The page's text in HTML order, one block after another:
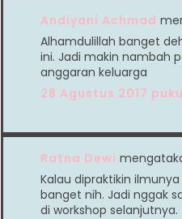
Andiyani Achmad
Alhamdulillah banget
ini. Jadi makin nambah
anggaran keluarga
28 Agustus 2017
Ratna Dewi
Kalau dipraktikin
banget nih. Jadi nggak
di workshop selanjutnya.